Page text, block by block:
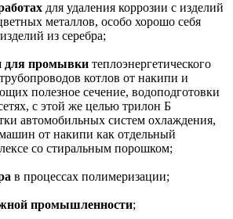
для удаления коррозии с изделий
металлов, особо хорошо себя
из серебра;
для промывки теплоэнергетического
котлов от накипи и
полезное сечение, водоподготовки
с этой же целью трилон Б
автомобильных систем охлаждения,
от накипи как отдельный
со стиральным порошком;
в процессах полимеризации;
промышленности;